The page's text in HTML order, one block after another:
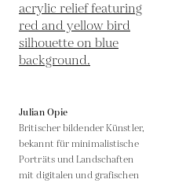
Julian Opie
Britischer bildender Künstler,
bekannt für minimalistische
Porträts und Landschaften
mit digitalen und grafischen